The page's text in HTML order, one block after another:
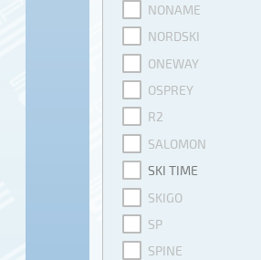
NONAME
NORDSKI
ONEWAY
OSPREY
R2
SALOMON
SKI TIME
SKIGO
SP
SPINE